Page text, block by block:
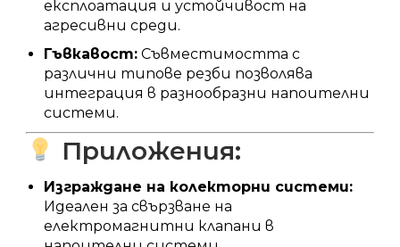
експлоатация и устойчивост на
агресивни среди.
Гъвкавост: Съвместимостта с
различни типове резби позволява
интеграция в разнообразни напоителни
системи.
Приложения:
Изграждане на колекторни системи:
Идеален за свързване на
електромагнитни клапани в